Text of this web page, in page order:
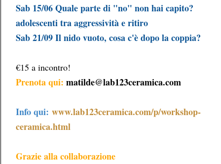
Sab 15/06Quale parte di "no" non hai capito?
adolescenti tra aggressività e ritiro
Sab 21/09Il nido vuoto, cosa c'è dopo la coppia?
€15 a incontro!
Prenota qui: matilde@lab123ceramica.com
Info qui: www.lab123ceramica.com/p/workshop-
ceramica.html
Grazie alla collaborazione